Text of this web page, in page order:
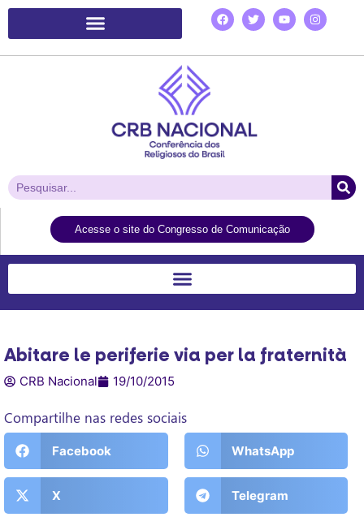
Acesse o site do Congresso de Comunicação
Abitare le periferie via per la fraternità
CRB Nacional 19/10/2015
Compartilhe nas redes sociais
Facebook WhatsApp
X Telegram